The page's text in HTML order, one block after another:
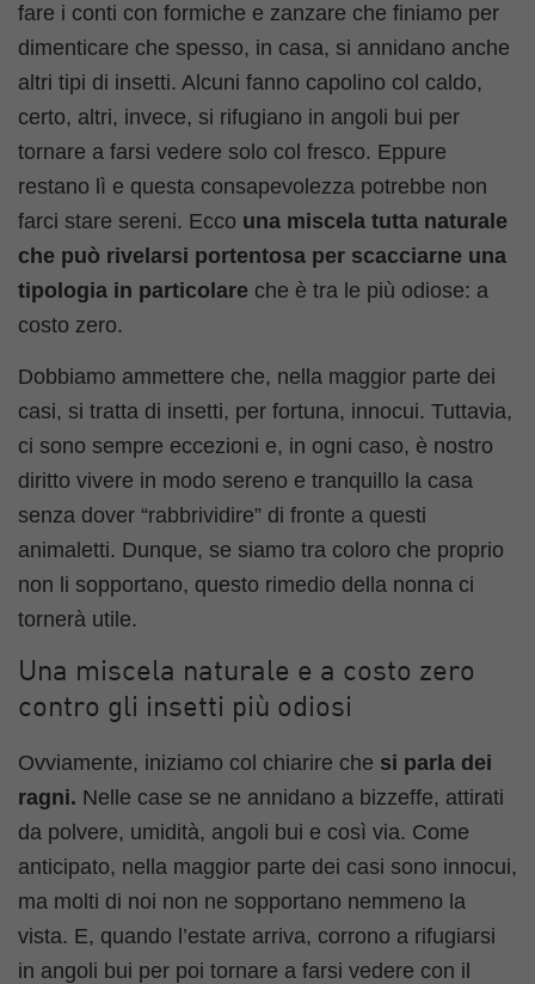
fare i conti con formiche e zanzare che finiamo per
dimenticare che spesso, in casa, si annidano anche
altri tipi di insetti. Alcuni fanno capolino col caldo,
certo, altri, invece, si rifugiano in angoli bui per
tornare a farsi vedere solo col fresco. Eppure
restano lì e questa consapevolezza potrebbe non
farci stare sereni. Ecco una miscela tutta naturale
che può rivelarsi portentosa per scacciarne una
tipologia in particolare che è tra le più odiose: a
costo zero.
Dobbiamo ammettere che, nella maggior parte dei
casi, si tratta di insetti, per fortuna, innocui. Tuttavia,
ci sono sempre eccezioni e, in ogni caso, è nostro
diritto vivere in modo sereno e tranquillo la casa
senza dover “rabbrividire” di fronte a questi
animaletti. Dunque, se siamo tra coloro che proprio
non li sopportano, questo rimedio della nonna ci
tornerà utile.
Una miscela naturale e a costo zero
contro gli insetti più odiosi
Ovviamente, iniziamo col chiarire che si parla dei
ragni. Nelle case se ne annidano a bizzeffe, attirati
da polvere, umidità, angoli bui e così via. Come
anticipato, nella maggior parte dei casi sono innocui,
ma molti di noi non ne sopportano nemmeno la
vista. E, quando l’estate arriva, corrono a rifugiarsi
in angoli bui per poi tornare a farsi vedere con il